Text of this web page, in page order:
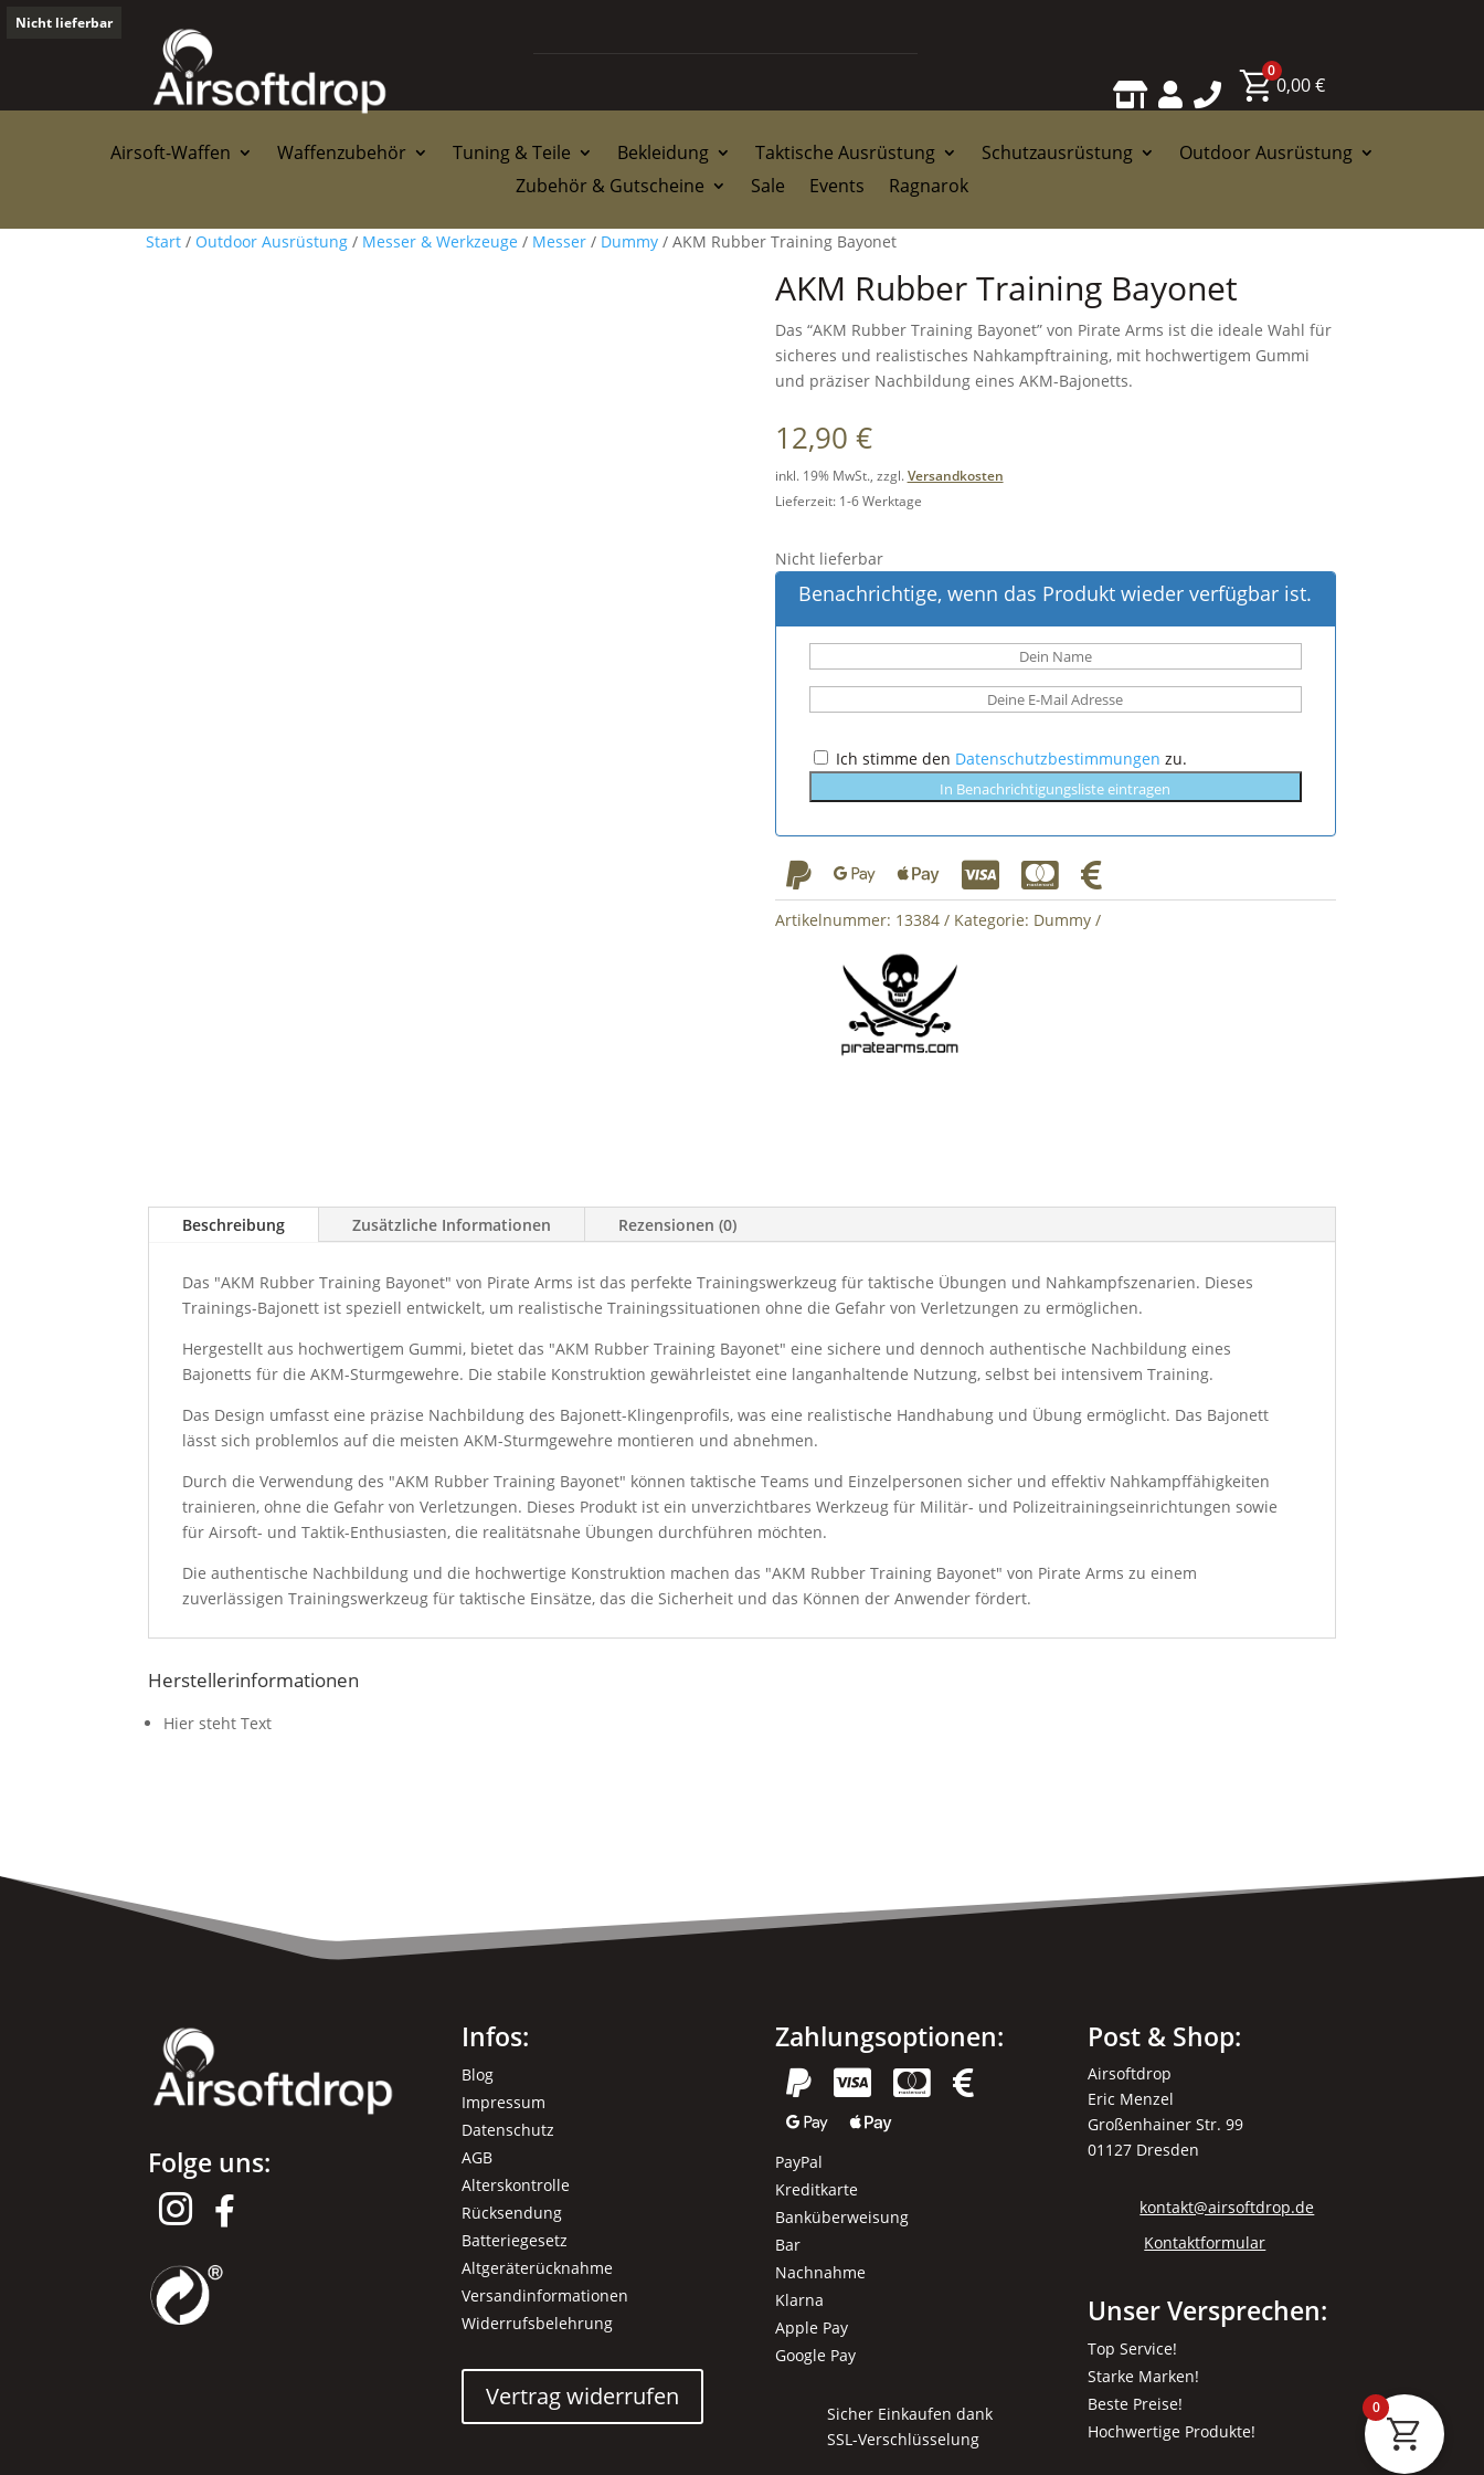
  
0
0,00€
Airsoft-Waffen Waffenzubehör Tuning & Teile Bekleidung Taktische Ausrüstung Schutzausrüstung
Outdoor Ausrüstung
Zubehör & Gutscheine
Sale Events Ragnarok
Nicht lieferbar
Start / Outdoor Ausrüstung / Messer & Werkzeuge / Messer / Dummy / AKM Rubber Training Bayonet
AKM Rubber Training Bayonet
Das “AKM Rubber Training Bayonet” von Pirate Arms ist die ideale Wahl für
sicheres und realistisches Nahkampftraining, mit hochwertigem Gummi
und präziser Nachbildung eines AKM-Bajonetts.
12,90 €
inkl. 19% MwSt., zzgl.Versandkosten
Lieferzeit: 1-6 Werktage
Nicht lieferbar
Benachrichtige, wenn das Produkt wieder verfügbar ist.
Ich stimme den Datenschutzbestimmungen zu.
In Benachrichtigungsliste eintragen
     
Artikelnummer: 13384 Kategorie: Dummy
Beschreibung Zusätzliche Informationen Rezensionen (0)
Das "AKM Rubber Training Bayonet" von Pirate Arms ist das perfekte Trainingswerkzeug für taktische Übungen und Nahkampfszenarien. Dieses
Trainings-Bajonett ist speziell entwickelt, um realistische Trainingssituationen ohne die Gefahr von Verletzungen zu ermöglichen.
Hergestellt aus hochwertigem Gummi, bietet das "AKM Rubber Training Bayonet" eine sichere und dennoch authentische Nachbildung eines
Bajonetts für die AKM-Sturmgewehre. Die stabile Konstruktion gewährleistet eine langanhaltende Nutzung, selbst bei intensivem Training.
Das Design umfasst eine präzise Nachbildung des Bajonett-Klingenprofils, was eine realistische Handhabung und Übung ermöglicht. Das Bajonett
lässt sich problemlos auf die meisten AKM-Sturmgewehre montieren und abnehmen.
Durch die Verwendung des "AKM Rubber Training Bayonet" können taktische Teams und Einzelpersonen sicher und effektiv Nahkampffähigkeiten
trainieren, ohne die Gefahr von Verletzungen. Dieses Produkt ist ein unverzichtbares Werkzeug für Militär- und Polizeitrainingseinrichtungen sowie
für Airsoft- und Taktik-Enthusiasten, die realitätsnahe Übungen durchführen möchten.
Die authentische Nachbildung und die hochwertige Konstruktion machen das "AKM Rubber Training Bayonet" von Pirate Arms zu einem
zuverlässigen Trainingswerkzeug für taktische Einsätze, das die Sicherheit und das Können der Anwender fördert.
Herstellerinformationen
Hier steht Text
Folge uns:
 
Infos:
Blog
Impressum
Datenschutz
AGB
Alterskontrolle
Rücksendung
Batteriegesetz
Altgeräterücknahme
Versandinformationen
Widerrufsbelehrung
Vertrag widerrufen
Zahlungsoptionen:
  



PayPal
Kreditkarte
Banküberweisung
Bar
Nachnahme
Klarna
Apple Pay
Google Pay
Sicher Einkaufen dank
SSL-Verschlüsselung
Post & Shop:
Airsoftdrop
Eric Menzel
Großenhainer Str. 99
01127 Dresden
kontakt@airsoftdrop.de
Kontaktformular
Unser Versprechen:
Top Service!
Starke Marken!
Beste Preise!
Hochwertige Produkte!
0